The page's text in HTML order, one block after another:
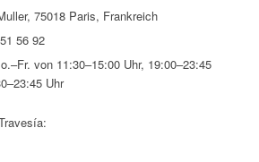
75018 Paris, Frankreich
56 92
von 11:30–15:00 Uhr, 19:00–23:45
Uhr